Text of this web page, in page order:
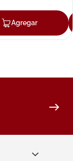
Agregar
Agregar